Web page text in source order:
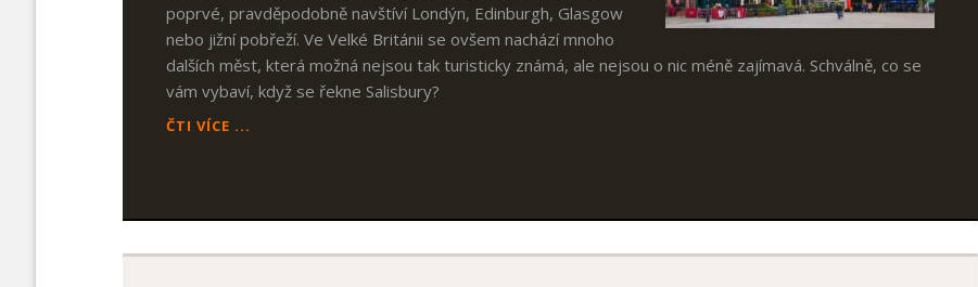
poprvé, pravděpodobně navštíví Londýn, Edinburgh, Glasgow
nebo jižní pobřeží. Ve Velké Británii se ovšem nachází mnoho
dalších měst, která možná nejsou tak turisticky známá, ale nejsou o nic méně zajímavá. Schválně, co se
vám vybaví, když se řekne Salisbury?
ČTI VÍCE ...